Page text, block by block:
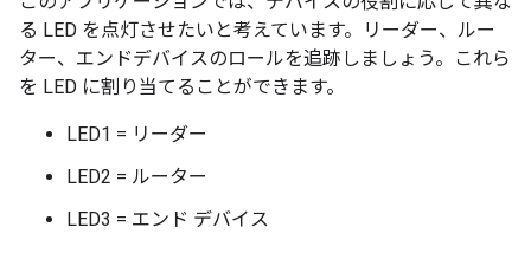
る LED を点灯させたいと考えています。リーダー、ルー
ター、エンドデバイスのロールを追跡しましょう。これら
を LED に割り当てることができます。
LED1 = リーダー
LED2 = ルーター
LED3 = エンド デバイス